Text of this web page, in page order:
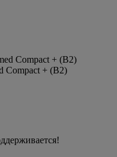
Compact + (В2)